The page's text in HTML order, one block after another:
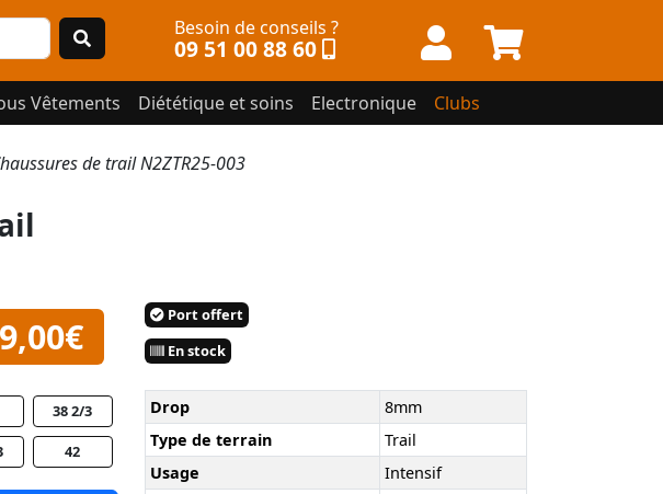
Besoin de conseils ?
09 51 00 88 60
Vêtements Diététique et soins Electronique Clubs
de trail N2ZTR25-003
38 2/3
42
Port offert
En stock
Drop
8mm
Type de terrain
Trail
Usage
Intensif